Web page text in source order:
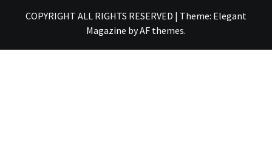
COPYRIGHT ALL RIGHTS RESERVED | Theme: Elegant
Magazine byAF themes.